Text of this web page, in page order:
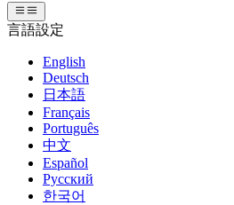
Unityエンジン
任意のプラットフォーム向けに2D
共同作業
チームでの共同作業と迅速なイテレ
Unity をダウンロード
プランと価格
デプロイ
3Dコラボレーション
リアルタイムで3Dプロジェクトを
没入型トレーニング
没入型環境でのトレーニング
顧客体験
インタラクティブな3D体験を作成
業界
ドキュメント
公式ユーザーマニュアルとAPIリフ
開発者ツール
リリースバージョンと問題追跡
ロードマップ
今後の機能をレビューする
ディスカッション
議論、問題解決、つながる
イベント
グローバルおよびローカルイベント
コミュニティストーリー
Made with Unity
Unityクリエイターの紹介
Unity Learn
無料でUnityスキルをマスターする
プロフェッショナルトレーニング
Unityトレーナーでチームをレベル
Unity初心者向け
スタートガイド
学習を開始しましょう
ヘルプを得る
Unityで成功するためのサポート
Success Plan
専門的なサポートで目標を早く達成
FAQ
よくある質問への回答
お問い合わせ
言語設定
English
Deutsch
日本語
Français
Português
中文
Español
Русский
한국어